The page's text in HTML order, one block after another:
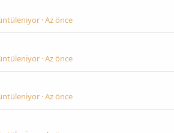
Az önce
Az önce
Az önce